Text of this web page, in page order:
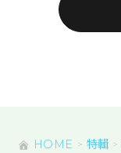
HOME 特輯